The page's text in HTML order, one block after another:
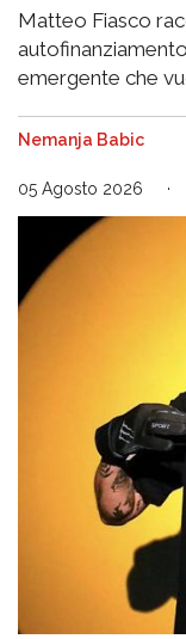
Matteo Fiasco
emergente che
Nemanja Babic
05 Agosto 2026